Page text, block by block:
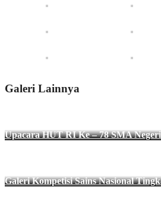
Galeri Lainnya
Upacara HUT RI Ke – 78 SMA
Galeri Kompetisi Sains Nasional